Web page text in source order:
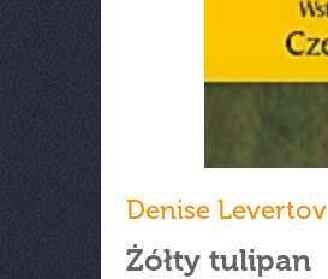
Denise Levertov
Żółty tulipan